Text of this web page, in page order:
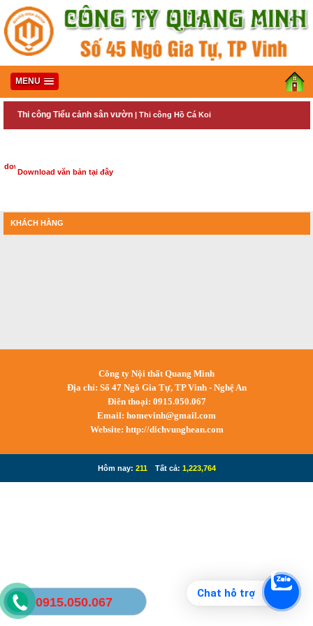
MENU
Thi công Tiểu cảnh sân vườn| Thi công Hồ Cá Koi
Download văn bản tại đây
KHÁCH HÀNG
Công ty Nội thất Quang Minh
Địa chỉ: Số 47 Ngô Gia Tự, TP Vinh - Nghệ An
Điên thoại: 0915.050.067
Email: homevinh@gmail.com
Website: http://dichvunghean.com
Hôm nay: 211| Tất cả: 1,223,764
0915.050.067
Chat hỗ trợ